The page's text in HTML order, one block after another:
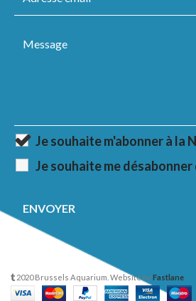
Je souhaite m'abonner à la
Je souhaite me
2020 Brussels Aquarium. Website byFastlane